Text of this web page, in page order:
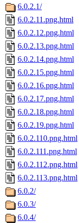
6.0.2.1/
6.0.2.11.png.html
6.0.2.12.png.html
6.0.2.13.png.html
6.0.2.14.png.html
6.0.2.15.png.html
6.0.2.16.png.html
6.0.2.17.png.html
6.0.2.18.png.html
6.0.2.19.png.html
6.0.2.110.png.html
6.0.2.111.png.html
6.0.2.112.png.html
6.0.2.113.png.html
6.0.2/
6.0.3/
6.0.4/